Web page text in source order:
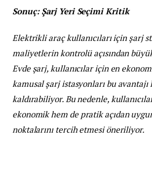
Sonuç: Şarj Yeri Seçimi Kritik
Elektrikli araç kullanıcıları için şarj
maliyetlerin kontrolü açısından
Evde şarj, kullanıcılar için en
kamusal şarj istasyonları bu avantajı
kaldırabiliyor. Bu nedenle,
ekonomik hem de pratik açıdan
noktalarını tercih etmesi öneriliyor.